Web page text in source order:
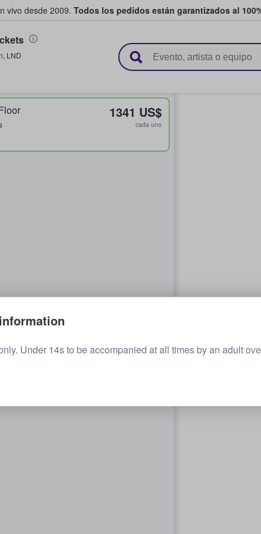
vivo desde 2009. Todos los pedidos están garantizados al
entradas entre fans
, LND
1341 US$
cada uno
Under 14s to be accompanied at all times by an adult